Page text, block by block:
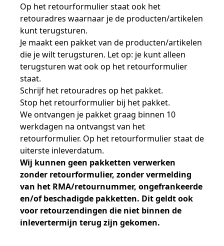
Snel naar
Bestellen
Jaarkalender
Samen bouwen voor het vo
Nieuwsbrief Kijk- en luistertoetsen
Snel naar
Ondersteuning
Reken- en taalontwikkeling
Op de hoogte blijven
Training Toetsdeskundige
Training Examencommissie
Aanmelden nieuwsbrief ho
Snel naar
Academische Woordenschattoets
Onze opdrachtgevers
Alfabetisering
Snel naar
Alfa-toetsen Volwassenenonderwijs
Alfa-toetsen ISK
Snel naar
Meer (beroeps)examens
Vakmanschap Warmtepomp
Vakmanschap Zonnestroom
NLQF kwalificatie
Zorg & welzijn
Nienke Elijzen
Kim Hendriks-Cornelissen
Saila Kiriwenno-Dovermann
Peter van den Berg
Wouter Roelofs
Promotieonderzoek
Snel naar
Themadossier basisvaardigheden
Een toets beoordelen
De leeropbrengst van toetsen
Kennisbank Stichting Cito
Toetstechnische begrippenlijst
Werken bij
Docenten gezocht
Zzp-trainers gezocht
Stageopdrachten
Collega's aan het woord
Op het retourformulier staat ook het
retouradres waarnaar je de producten/artikelen
kunt terugsturen.
Je maakt een pakket van de producten/artikelen
die je wilt terugsturen. Let op: je kunt alleen
terugsturen wat ook op het retourformulier
staat.
Schrijf het retouradres op het pakket.
Stop het retourformulier bij het pakket.
We ontvangen je pakket graag binnen 10
werkdagen na ontvangst van het
retourformulier. Op het retourformulier staat de
uiterste inleverdatum.
Wij kunnen geen pakketten verwerken
zonder retourformulier, zonder vermelding
van het RMA/retournummer, ongefrankeerde
en/of beschadigde pakketten. Dit geldt ook
voor retourzendingen die niet binnen de
inlevertermijn terug zijn gekomen.